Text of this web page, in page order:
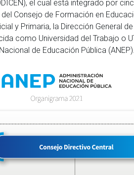
el cual está integrado por
Consejo de Formación en
y Primaria, la Dirección General
como Universidad del Trabajo o
de Educación Pública (ANEP).